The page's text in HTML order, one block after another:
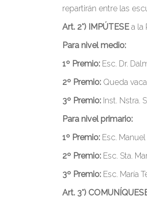
repartirán entre las
Art. 2°) IMPÚTESE a la
Para nivel medio:
1º Premio: Esc. Dr.
2º Premio: Queda
3º Premio: Inst. Nstra.
Para nivel primario:
1º Premio: Esc.
2º Premio: Esc. Sta.
3º Premio: Esc. María
Art. 3°)